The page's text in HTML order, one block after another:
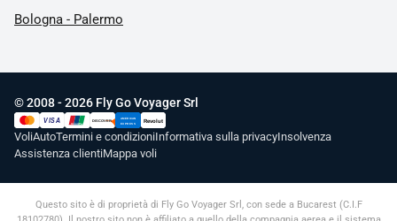
Bologna - Palermo
© 2008 - 2026 Fly Go Voyager Srl
VISA UnionPay
DISCOVER
AMERICAN
EXPRESS
Revolut
VoliAutoTermini e condizioniInformativa sulla privacyInsolvenza
Assistenza clientiMappa voli
Questo sito è di proprietà di Fly Go Voyager Srl, con sede a Bucarest (C.I.F